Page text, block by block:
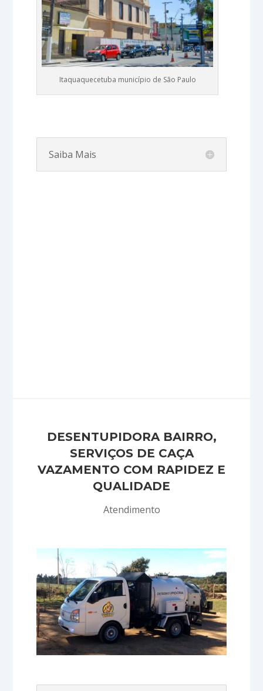
Itaquaquecetuba município de São Paulo
Saiba Mais
DESENTUPIDORA BAIRRO,
SERVIÇOS DE CAÇA
VAZAMENTO COM RAPIDEZ E
QUALIDADE
Atendimento